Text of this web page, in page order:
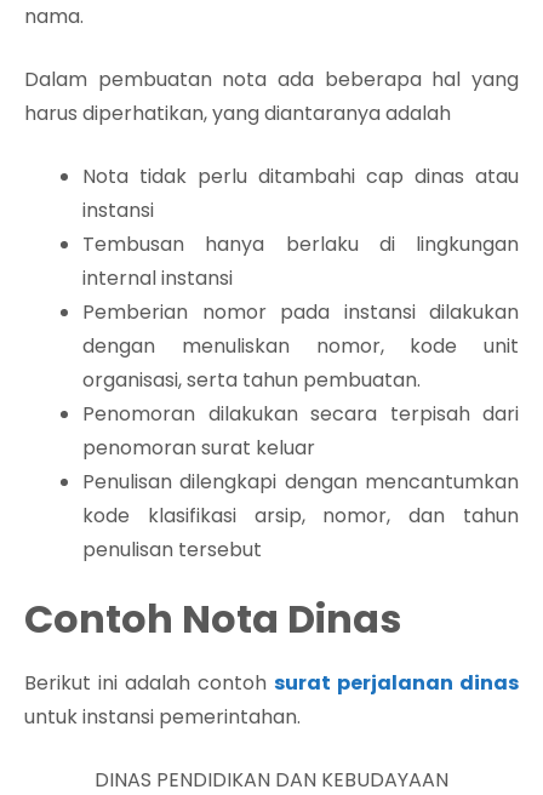
nama.
Dalam pembuatan nota ada beberapa hal yang
harus diperhatikan, yang diantaranya adalah
Nota tidak perlu ditambahi cap dinas atau
instansi
Tembusan hanya berlaku di lingkungan
internal instansi
Pemberian nomor pada instansi dilakukan
dengan menuliskan nomor, kode unit
organisasi, serta tahun pembuatan.
Penomoran dilakukan secara terpisah dari
penomoran surat keluar
Penulisan dilengkapi dengan mencantumkan
kode klasifikasi arsip, nomor, dan tahun
penulisan tersebut
Contoh Nota Dinas
Berikut ini adalah contoh surat perjalanan dinas
untuk instansi pemerintahan.
DINAS PENDIDIKAN DAN KEBUDAYAAN